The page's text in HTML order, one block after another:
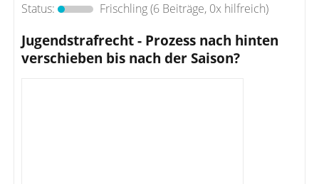
Status:
Frischling(6 Beiträge, 0x hilfreich)
Jugendstrafrecht - Prozess nach hinten
verschieben bis nach der Saison?